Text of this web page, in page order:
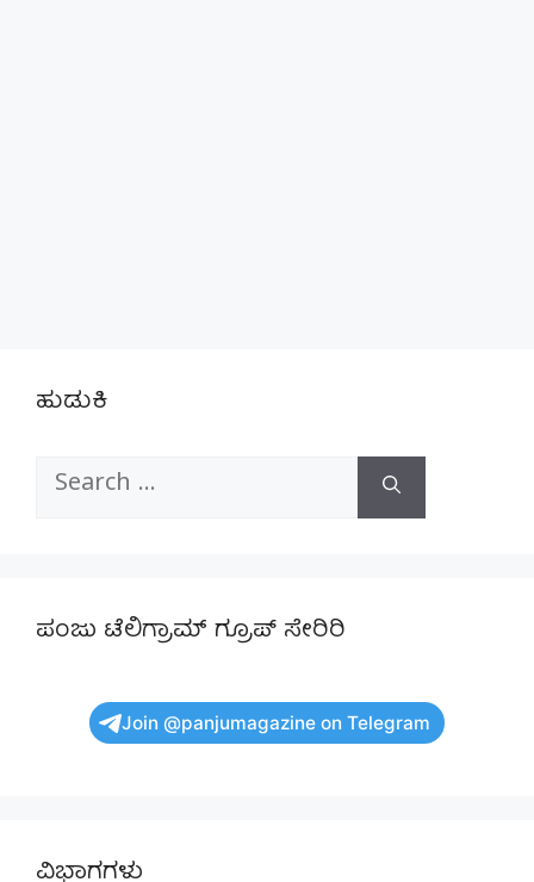
ಹುಡುಕಿ
Search
ಪಂಜು ಟೆಲಿಗ್ರಾಮ್ ಗ್ರೂಪ್ ಸೇರಿರಿ
Join @panjumagazine on Telegram
ವಿಭಾಗಗಳು